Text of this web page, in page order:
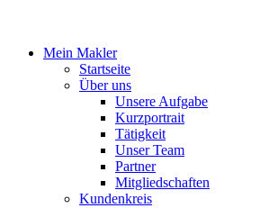
Mein Makler
Startseite
Über uns
Unsere Aufgabe
Kurzportrait
Tätigkeit
Unser Team
Partner
Mitgliedschaften
Kundenkreis